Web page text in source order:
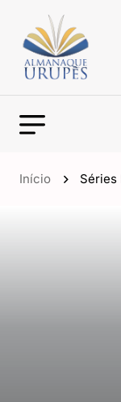
Início Séries